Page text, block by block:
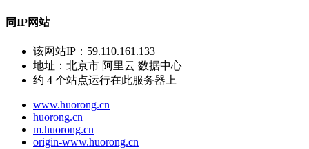
同IP网站
该网站IP： 59.110.161.133
地址： 北京市 阿里云 数据中心
约 4 个站点运行在此服务器上
www.huorong.cn
huorong.cn
m.huorong.cn
origin-www.huorong.cn